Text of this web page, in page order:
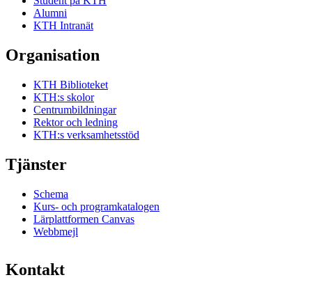
Alumni
KTH Intranät
Organisation
KTH Biblioteket
KTH:s skolor
Centrumbildningar
Rektor och ledning
KTH:s verksamhetsstöd
Tjänster
Schema
Kurs- och programkatalogen
Lärplattformen Canvas
Webbmejl
Kontakt